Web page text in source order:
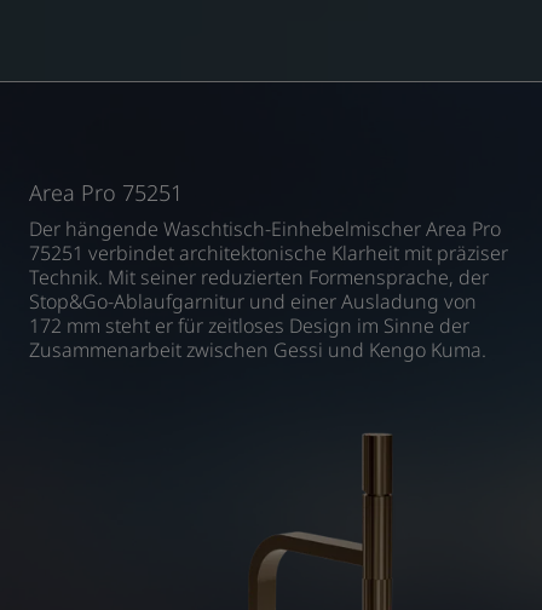
Area Pro 75251
Der hängende Waschtisch-Einhebelmischer Area Pro
75251 verbindet architektonische Klarheit mit präziser
Technik. Mit seiner reduzierten Formensprache, der
Stop&Go-Ablaufgarnitur und einer Ausladung von
172 mm steht er für zeitloses Design im Sinne der
Zusammenarbeit zwischen Gessi und Kengo Kuma.